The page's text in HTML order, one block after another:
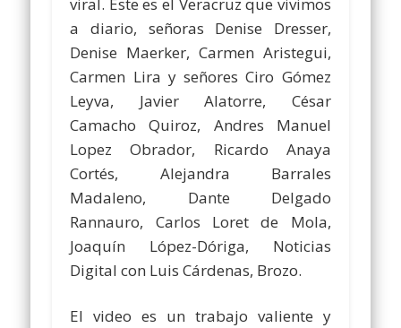
a diario, señoras Denise Dresser,
Denise Maerker, Carmen Aristegui,
Carmen Lira y señores Ciro Gómez
Leyva, Javier Alatorre, César
Camacho Quiroz, Andres Manuel
Lopez Obrador, Ricardo Anaya
Cortés, Alejandra Barrales
Madaleno, Dante Delgado
Rannauro, Carlos Loret de Mola,
Joaquín López-Dóriga, Noticias
Digital con Luis Cárdenas, Brozo.
El video es un trabajo valiente y